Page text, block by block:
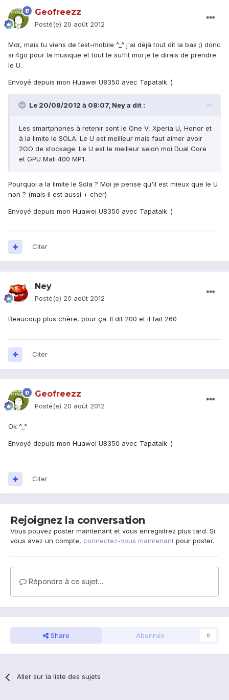
Geofreezz
Posté(e) 20 août 2012
Mdr, mais tu viens de test-mobile ^_^ j'ai déjà tout dit la bas ;) donc
si 4go pour la musique et tout te suffit moi je te dirais de prendre
le U.
Envoyé depuis mon Huawei U8350 avec Tapatalk :)
Le 20/08/2012 à 08:07, Ney a dit :
Les smartphones à retenir sont le One V, Xperia U, Honor et
à la limite le SOLA. Le U est meilleur mais faut aimer avoir
2GO de stockage. Le U est le meilleur selon moi Dual Core
et GPU Mali 400 MP1.
Pourquoi a la limite le Sola ? Moi je pense qu'il est mieux que le U
non ? (mais il est aussi + cher)
Envoyé depuis mon Huawei U8350 avec Tapatalk :)
Citer
Ney
Posté(e) 20 août 2012
Beaucoup plus chère, pour ça. Il dit 200 et il fait 260
Citer
Geofreezz
Posté(e) 20 août 2012
Ok ^_^
Envoyé depuis mon Huawei U8350 avec Tapatalk :)
Citer
Rejoignez la conversation
Vous pouvez poster maintenant et vous enregistrez plus tard. Si
vous avez un compte, connectez-vous maintenant pour poster.
Répondre à ce sujet…
Share Abonnés 0
Aller sur la liste des sujets